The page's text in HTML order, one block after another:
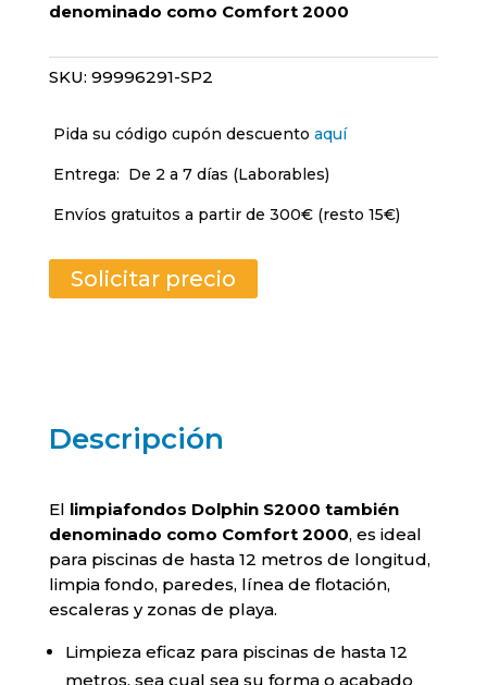
denominado como Comfort 2000
SKU: 99996291-SP2
Pida su código cupón descuento aquí
Entrega: De 2 a 7 días (Laborables)
Envíos gratuitos a partir de 300€ (resto 15€)
Solicitar precio
Descripción
El limpiafondos Dolphin S2000 también
denominado como Comfort 2000, es ideal
para piscinas de hasta 12 metros de longitud,
limpia fondo, paredes, línea de flotación,
escaleras y zonas de playa.
Limpieza eficaz para piscinas de hasta 12
metros, sea cual sea su forma o acabado